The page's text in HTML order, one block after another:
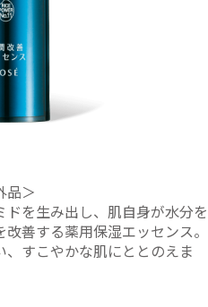
品＞
を生み出し、肌自身が水分を
善する薬用保湿エッセンス。
すこやかな肌にととのえま